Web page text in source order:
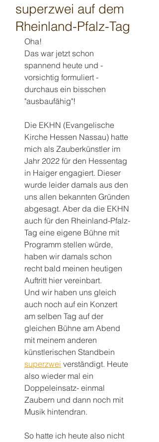
superzwei auf dem
Rheinland-Pfalz-Tag
Oha!
Das war jetzt schon
spannend heute und -
vorsichtig formuliert -
durchaus ein bisschen
"ausbaufähig"!
Die EKHN (Evangelische
Kirche Hessen Nassau) hatte
mich als Zauberkünstler im
Jahr 2022 für den Hessentag
in Haiger engagiert. Dieser
wurde leider damals aus den
uns allen bekannten Gründen
abgesagt. Aber da die EKHN
auch für den Rheinland-Pfalz-
Tag eine eigene Bühne mit
Programm stellen würde,
haben wir damals schon
recht bald meinen heutigen
Auftritt hier vereinbart.
Und wir haben uns gleich
auch noch auf ein Konzert
am selben Tag auf der
gleichen Bühne am Abend
mit meinem anderen
künstlerischen Standbein
superzwei verständigt. Heute
also wieder mal ein
Doppeleinsatz- einmal
Zaubern und dann noch mit
Musik hintendran.
So hatte ich heute also nicht